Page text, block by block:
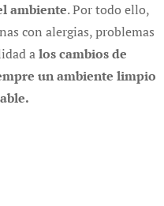
ambiente. Por todo ello,
con alergias, problemas
alos cambios de
un ambiente limpio